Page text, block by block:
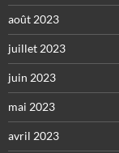
août 2023
juillet 2023
juin 2023
mai 2023
avril 2023